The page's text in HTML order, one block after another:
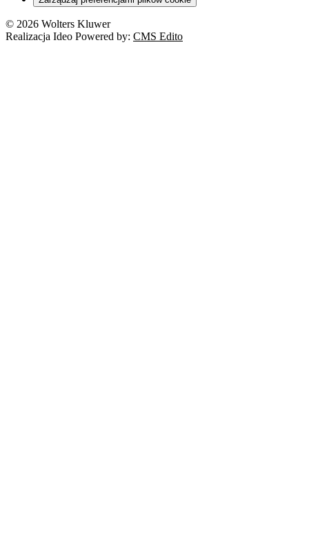
Prawo autorskie
© 2026 Wolters Kluwer
Realizacja Ideo Powered by: CMS Edito